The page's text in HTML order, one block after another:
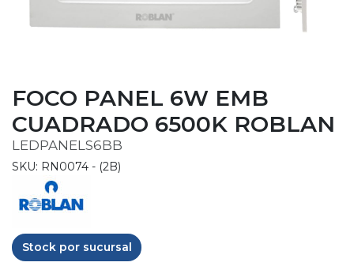
FOCO PANEL 6W EMB
CUADRADO 6500K ROBLAN
LEDPANELS6BB
SKU: RN0074 - (2B)
Stock por sucursal